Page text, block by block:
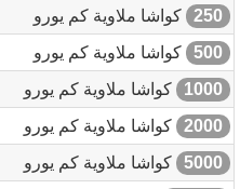
250
كواشا ملاوية كم يورو
500
كواشا ملاوية كم يورو
1000
كواشا ملاوية كم يورو
2000
كواشا ملاوية كم يورو
5000
كواشا ملاوية كم يورو